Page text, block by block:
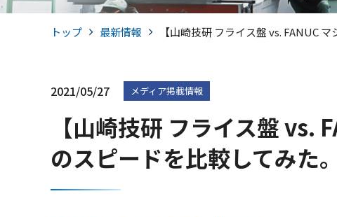
トップ 最新情報 【山崎技研 フライス盤 vs. FANUC
2021/05/27 メディア掲載情報
【山崎技研 フライス盤 vs.
のスピードを比較してみた。